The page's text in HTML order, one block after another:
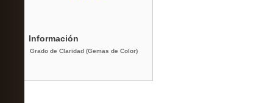
Información
Grado de Claridad (Gemas de Color)